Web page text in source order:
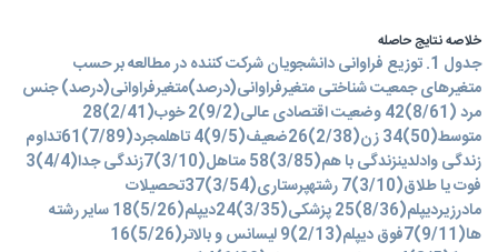
خلاصه نتایج حاصله
جدول 1. توزیع فراوانی دانشجویان شرکت کننده در مطالعه بر حسب متغیرهای جمعیت شناختی متغیرفراوانی(درصد)متغیرفراوانی(درصد) جنس مرد (8/61)42 وضعیت اقتصادی عالی(9/2)2 خوب(2/41)28 متوسط(50)34 زن(2/38)26ضعیف(9/5)4 تاهلمجرد(7/89)61تداوم زندگی وادلدینزندگی با هم(3/85)58 متاهل(3/10)7زندگی جدا(4/4)3 فوت یا طلاق(3/10)7 رشتهپرستاری(3/54)37تحصیلات مادرزیردیپلم(8/36)25 پزشکی(3/35)24دیپلم(5/26)18 سایر رشته ها(9/11)7فوق دیپلم(2/13)9 لیسانس و بالاتر(5/26)16 ترم1(8/5)4تحصیلات پدرزیردیپلم(6/20)14 2(4/54)37دیپلم(8/11)8 فوق دیپلم(6/20)14 لیسانس و بالاتر(47)32 3(9/2)2وضعیت سکونتخوابگاهی(2/63)43 4(2/13)9منزل همراه(7/14)10 5(4/7)5همراه خانواده(1/22)15 6(2/13)9 7 و بالاتر(3)2سن(میانگین± انحراف معیار)62/4±51/21 جدول 2: توزیع فراوانی و درصدی پاسخ¬ های پاسخگویان در ارتباط با گویه¬ های معیارهای انتخاب همسر گویهپاسخفراوانی (درصد)گویهپاسخفراوانی (درصد) معیار فرهنگی انتخاب همسراز یک شهر یا روستا بودن(7/14)10تصور از معیارهای اقتصادیهمسطح بودن سطح درآمد خانواده ها(6/45)31 نزدیک بودن دیدگاه و تفکرات خانواده نسبت به جامعه(25)17انتظار بالا بودن سطح اقتصادی همسر(6/17)12 یکسان بودن پوشش و گویش(2/16)11بالا دانستن سطح اقتصادی خود(9/2)2 نزدیک بودن دیدگاه خود و همسر نسبت به جامعه(4/29)20داشتن انتظار از شرایط اقتصادی همسر در حد متعارف(8/33)23 یکسان بودن آداب و رسوم و سنن خانواده ها(8/14)10 معیارهای مذهبی انتخاب همسرپوشش مناسب(5/26)18معیار های اخلاقی جهت ازدواجعدم سوء پیشینه(4/32)22 هم سطح خانواده ها از نظر مذهبی(7/39)27نگاه به حال حتی در صورت سو پیشینه(3/10)7 پذیرفتن طرف مقابل(همسر آینده)(8/11)8هم سطح خانواده خود بودن(1/22)15 داشتن شرایط همانند اکثریت افراد جامعه(1/22)15مطابقت با آرمانهای خود(3/35)24 برداشت از معیارتفاهم اخلاقیتایید حرفهای یکدیگر حتی درصورت اشتباه بودن(7/14)10کدام معیار اولویت بالاتری داردفرهنگی(9/27)19 اقتصادی(1/19)13 داشتن اهداف و نظرات مشترک(5/48)33 مذهبی(8/11)8 داشتن راه های مشترک برای اهداف متفاوت(3/10)7 اخلاقی(2/41)28 داشتن راه های متفاوت برای اهداف مشترک(5/26)18 جدول 3: توزیع فراوانی و درصدی پاسخ¬ های پاسخگویان در ارتباط با گویه¬ های معیارهای انتخاب همسر ردیفگویه¬هاخیلی مهمتاحدودی مهمردیفگویه هاخیلی مهمتاحدودی مهم 1ايمان به خدا داشتن فراوانی57119داشتن شغل فراوانی5018 درصد8/832/16درصد5/735/26 2تحصيلات هم سطح فراوانی472110آشنا و انجام امور خانهفراوانی4721 درصد1/699/30درصد1/699/30 3داشتن زيبايي ظاهري فراوانی561211پول دار بودنفراوانی4325 درصد4/826/17درصد2/638/36 4مسئولیت پذیر بودن فراوانی60812داشتن سلامت جسمي فراوانی635 درصد2/888/11درصد6/924/7 5نزدیک بودن شرایط خانواده ها با هم فراوانی531513 داشتن سلامت روانيفراوانی626 درصد9/771/22درصد2/918/8 6رضایت والدین فراوانی61714هم شغل و هم رشتهفراوانی3434 درصد8/893/10درصد5050 7عشق و علاقه به یکدیگر فراوانی63515منزل مستقلفراوانی4820 درصد6/924/7درصد6/704/29 8داشتن تفاهم اخلاقی فراوانی644 درصد1/949/5 جدول 4: توزیع فراوانی و درصدی پاسخ¬ های پاسخگویان در ارتباط با گویه¬ های موانع انتخاب همسر گویهپاسخفراوانی (درصد) بیشترین مانع ازدواجاقتصادی (4/57)39 مذهبی (9/2)2 اخلاقی (1/22)15 فرهنگی (8/8)6 رضایت والدین (8/8)6 متغیرسنجنسوضعیت تاهل معیارها و موانع ازدواجآماره Fpمیزان خی دوpمیزان خی دوp بینش از معیار فرهنگی600/0700/0518/2774/0163/2826/0 تصور از معیار اقصادی587/0626/0767/3288/0836/4184/0 معیار اخلاقی776/0512/0427/4219/0415/4220/0 معیار مذهبی مناسب709/1174/0999/16001/0179/4243/0 معیارتفاهم اخلاقی779/0365/0528/2470/0186/0980/0 معیارهای کلی انتخاب همسر888/3103/0029/3387/0329/7062/0 بیش ترین مانع ازدواج855/0496/0260/0992/0581/4333/0 ايمان به خدا داشتن290/0590/0097/4043/0 ميزان تحصيلات000/0987/0007/1316/0 زيبايي ظاهري854/0355/0376/8004/0 مسئوليت پذيري531/0466/0123/2145/0 نزدیک بودن شرایط خانواده ها به هم025/0873/0587/5018/0 رضايت والدين895/1169/0960/8003/0 عشق و علاقه007/0993/0551/0458/0 تفاهم اخلاقي631/2105/0488/0485/0 داشتن شغل626/7006/0077/1299/0 آشنا به خانه داري133/1287/0020/0889/0 پول دار بودن651/0420/0125/0724/0 سلامت جسمي341/3068/0551/0458/0 سلامت رواني386/0535/0783/3052/0 هم شغل و هم رشته249/0618/0159/0690/0 منزل مستقل477/6011/0890/2089/0 جدول 5: ارتباط گویه های معیارها و موانع ازدواج بر حسب متغیرهای جمعیت شناختی سن، جنس و وضعیت تاهل متغیررشته تحصیلی4ترم تحصیلی 5وضعیت اقتصادی معیارها و موانع ازدواجمیزان خی دوpمیزان خی دوpمیزان خی دوp بینش از معیار فرهنگی 571/25878/0308/34724/0601/18223/0 تصور از معیار اقصادی048/23341/0198/29213/0667/15074/0 معیار اخلاقی536/18615/0115/18797/0173/8517/0 معیار مذهبی مناسب872/23299/0560/17824/0785/9368/0 معیارتفاهم اخلاقی847/14831/0972/13947/0102/16065/0 معیارهای کلی انتخاب همسر395/30084/0818/30159/0596/9383/0 بیش ترین مانع ازدواج537/13990/0132/60002/0541/20098/0 ايمان به خدا داشتن784/6452/0525/5700/0463/2482/0 تحصيلات هم سطح558/8286/0664/9289/0683/1641/0 زيبايي ظاهري868/11105/0644/7469/0997/0802/0 مسئوليت پذيري156/16024/0520/18018/0380/3337/0 نزدیک بودن شرایط خانواده ها به هم057/9249/0519/10230/0726/15001/0 رضايت والدين513/9218/0814/10212/0815/19001/0 عشق و علاقه به همدیگر533/27001/0145/7521/0035/2565/0 تفاهم اخلاقي896/0996/0151/2976/0087/2555/0 داشتن شغل819/4682/03821/10239/0152/3369/0 آشنا به خانه داري118/5646/0266/7508/0510/2474/0 پول دار بودن383/15613/0016/6645/0597/9022/0 سلامت جسمي 630/15029/0698/4789/0683/2443/0 سلامت رواني050/3880/0226/6622/0591/8035/0 هم شغل و هم رشته176/7411/0227/10249/0345/5148/0 منزل مستقل704/10152/0328/8402/0660/1646/0 جدول 6: ارتباط گویه های معیارها و موانع ازدواج بر حسب متغیرهای جمعیت شناختی رشته تحصیلی، ترم تحصیلی و وضعیت اقتصادی متغیرتعداد فرزندتداوم زندگی والدین 7تحصیلات مادر معیارها و موانع ازدواجمیزان خی دوpمیزان خی دوpمیزان خی دوp بینش از معیار فرهنگی804/30671/0174/13870/0196/21386/0 تصور از معیار اقصادی174/24285/0236/23026/0966/6860/0 معیار اخلاقی257/16755/0577/11480/0662/13323/0 معیار مذهبی مناسب869/15777/0231/9683/0729/10552/0 معیارتفاهم اخلاقی524/20488/0018/8784/0413/17135/0 معیارهای کلی انتخاب همسر903/16717/0600/15210/0512/18101/0 بیش ترین مانع ازدواج795/53002/0550/16415/0132/26052/0 ايمان به خدا داشتن996/3780/0306/7121/0659/2616/0 ميزان تحصيلات803/7350/0023/5285/0915/4296/0 زيبايي ظاهري511/9218/0647/6167/0275/9055/0 مسئوليت پذيري143/10181/0957/9045/0911/2573/0 نزدیک بودن شرایط خانواده ها به هم213/11130/0399/8078/0526/1822/0 رضايت والدين226/11129/0303/11023/0217/4377/0 عشق و علاقه به همدیگر116/6526/0332/13100/0437/1838/0 تفاهم اخلاقي300/3856/0733/0947/0650/1800/0 داشتن شغل724/6458/0014/4404/0656/5226/0 آشنا به خانه داري575/3827/0719/6151/0494/4343/0 پول دار بودن999/3780/0773/1777/0335/8080/0 سلامت جسمي 841/19006/0667/6155/0927/1749/0 سلامت رواني313/3855/0921/2571/0073/3546/0 هم شغل و هم رشته193/5636/0069/2723/0573/7109/0 منزل مستقل063/11136/0695/3449/0726/5221/0 جدول 7: ارتباط گویه های معیارها و موانع ازدواج بر حسب متغیرهای جمعیت شناختی تعداد فرزند، تداوم زندگی والدین و تحصیلات مادر متغیرتحصیلات پدرمحل سکونت9 معیارها و موانع ازدواجمیزان خی دوpمیزان خی دوp بینش از معیار فرهنگی912/15722/0466/18239/0 تصور از معیار اقصادی425/8751/0425/18031/0 معیار اخلاقی249/11508/0565/19021/0 معیار مذهبی مناسب206/15230/0140/11266/0 معیارتفاهم اخلاقی493/7823/0541/9389/0 معیارهای کلی انتخاب همسر022/15240/0507/12186/0 بیش ترین مانع ازدواج244/15507/0671/10557/0 ايمان به خدا داشتن195/4380/0217/2529/0 ميزان تحصيلات244/2691/0584/4205/0 زيبايي ظاهري860/3425/0814/2421/0 مسئوليت پذيري395/0983/0995/9019/0 نزدیک بودن شرایط خانواده ها به هم007/5287/0685/0877/0 رضايت والدين993/3407/0331/1722/0 عشق و علاقه به همدیگر598/2627/0405/5144/0 تفاهم اخلاقي297/4367/0913/0527/0 داشتن شغل402/7116/0988/0072/0 آشنا به خانه داري343/6175/0394/2495/0 پول دار بودن863/3425/0886/1596/0 سلامت جسمي 681/1794/0192/0979/0 سلامت رواني076/2722/0208/7066/0 هم شغل و هم رشته107/9058/0895/1594/0 منزل مستقل512/5239/0513/6089/0 جدول 8: ارتباط گویه های معیارها و موانع ازدواج بر حسب متغیرهای جمعیت شناختی تحصیلات پدر، محل سکونت و وضعیت تاهل در اين مطالعه معیارها و موانع ازدواج از دیدگاه دانشجویان مورد بررسی قرار گرفت. یافته های جدول 2 نشان می دهد، بیشترین معیار فرهنگی انتخاب همسر از نظر شرکت کنندگان در مطالعه نزدیک بودن دیدگاه زوجین نسبت به جامعه (4/29 درصد) بود. بیشترین تصور از معیارهای اقتصادی و مذهبی بترتیب همسطح بودن سطح درآمد خانواده ها (6/45) و هم سطح خانواده ها از نظر مذهبی(7/39) بود. همچنین منظور از معیارهای اخلاقی جهت ازدواج در بین اکثر شرکت کنندگان در مطالعه مطابقت معیارهای اخلاقی همسر با آرمان های خود (3/35 درصد) بود. بیشترین فراوانی برداشت از معیارتفاهم اخلاقی در بین شرکت کنندگان در مطالعه مربوط به داشتن اهداف و نظرات مشترک(5/48 درصد) بود. مهم ترین معیار انتخاب همسر از لحاظ بعد اخلاقی (2/41) بود. همسو با این یافته، حسینی و همکاران(2007) دریافتند وضعیت مذهبی یکی از مهم ترین اولویت های انتخاب همسر بوده است که با مطالعه ما همخوانی دارد(14). در تایید این یافته، یافته های مطالعه حیدری و همکاران (1387) بروی دانشجویان دانشگاه علوم پزشکی مازندران در ارتباط با معیارهای ازدواج دانشجویان نیز نشان داد، معیارهای ارزشمند برای دانشجویان پسر بترتیب تفاهم اخلاقی، وفاداری، مسئولیت پذیری، زیبایی و جذابیت ظاهری بود و برای دانشجویان دختر تفاهم اخلاقی، وفاداری، رضایت والدین، شناخت قبل از ازدواج، عشق و علاقه، مسئولیت پذیری، زیبایی و جذابیت ظاهری بود(15) . محتملا خانواده ای که اصول اخلاقی و ویژگی های اخلاقی را رعایت نکننند با آشفتگی و نگرانی مواجه خواهند بود و ممکن است نتوانند کانون گرم و پرمحبت را در خانواده ایجاد کنند. یافته های جدول 3 نشان می دهد، از نظر اکثر شرکت کنندگان در مطالعه مهم ترین معیارهای انتخاب همسر بترتیب داشتن تفاهم اخلاقی(1/94 درصد)، داشتن سلامت جسمي(6/92 درصد)، عشق و علاقه به یکدیگر(6/92 درصد)، داشتن سلامت رواني (2/91 درصد) و رضایت والدین (8/89 درصد) بود. شهیدی و همکاران (1380) دریافتند مهم ترین معیارهای انتخاب همسر در بین دانشجویان کردستانی مسئولیت پذیری (71 درصد)، ویژگی های اخلاقی (85 درصد)، اصالت خانوادگی (72 درصد)، اعتقادات دینی (34 درصد) و وضعیت ظاهری (34 درصد) بود(8). یافته های جدول 4 نشان می دهد، از نظر اکثر شرکت کنندگان در مطالعه مهم ترین موانع انتخاب همسر بترتیب موانع اقتصادی(4/57 درصد)، اخلاقی(1/22 درصد)، رضایت والدین(8/8 درصد)، فرهنگی (8/8 درصد) و مذهبی (9/2 درصد) بود. شهیدی و همکاران (1380) در مطالعه ای با هدف تعیین مشکلات و معیارهای ازدواج دانشجویان علوم پزشکی کردستان دریافتند بیش از 70 درصد دانشجویان مشکلات اقتصادی را بعنوان مانع اصلی ازدواج مطرح کردند(8). در این رابطه یافته های مطالعه دربان و همکاران (1396) بر روی دانشجویان دانشگاه علوم پزشکی مشهد نیز نشان داد مهم ترین موانع ازدواج و انتخاب همسر در بین دانشجویان بترتیب نداشتن استقلال فکری در انتخاب همسر آیننده (54 درصد)،